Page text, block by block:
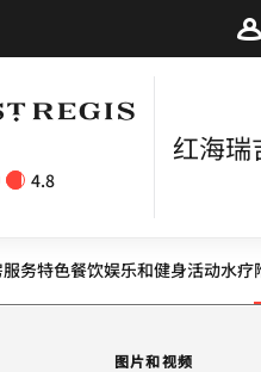
4.8
红海瑞
服务特色餐饮娱乐和健身活动水疗
图片和视频